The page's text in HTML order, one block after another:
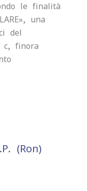
le finalità
una
del
c, finora
(Ron)